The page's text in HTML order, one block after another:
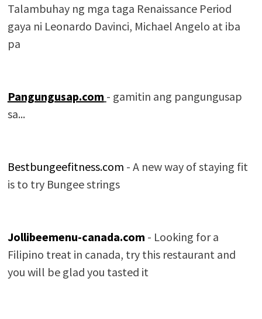
Talambuhay ng mga taga Renaissance Period
gaya ni Leonardo Davinci, Michael Angelo at iba
pa
Pangungusap.com - gamitin ang pangungusap
sa...
Bestbungeefitness.com - A new way of staying fit
is to try Bungee strings
Jollibeemenu-canada.com - Looking for a
Filipino treat in canada, try this restaurant and
you will be glad you tasted it